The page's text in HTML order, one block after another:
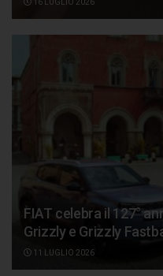
FIAT celebra il 127°
Grizzly e Grizzly
11 LUGLIO 2026